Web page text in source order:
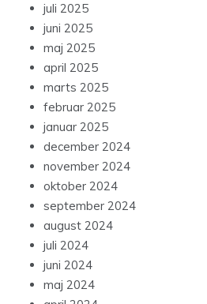
juli 2025
juni 2025
maj 2025
april 2025
marts 2025
februar 2025
januar 2025
december 2024
november 2024
oktober 2024
september 2024
august 2024
juli 2024
juni 2024
maj 2024